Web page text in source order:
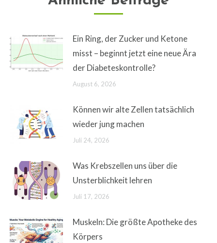
Ein Ring, der Zucker und Ketone
misst – beginnt jetzt eine neue Ära
der Diabeteskontrolle?
August 6, 2026
Können wir alte Zellen tatsächlich
wieder jung machen
Juli 24, 2026
Was Krebszellen uns über die
Unsterblichkeit lehren
Juli 17, 2026
Muskeln: Die größte Apotheke des
Körpers